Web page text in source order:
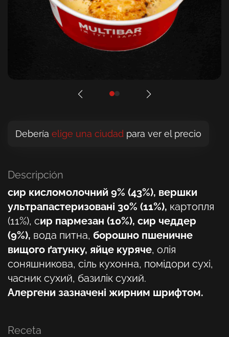
Debería elige una ciudad para ver el precio
Descripción
сир кисломолочний 9% (43%), вершки
ультрапастеризовані 30% (11%), картопля
(11%), сир пармезан (10%), сир чеддер
(9%), вода питна, борошно пшеничне
вищого ґатунку, яйце куряче, олія
соняшникова, сіль кухонна, помідори сухі,
часник сухий, базилік сухий.
Алергени зазначені жирним шрифтом.
Receta